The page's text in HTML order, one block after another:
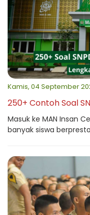
Kamis, 04 September
250+ Contoh Soal
Masuk ke MAN Insan
banyak siswa